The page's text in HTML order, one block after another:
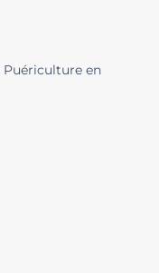
Puériculture en